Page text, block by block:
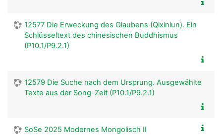
12577 Die Erweckung des Glaubens (Qixinlun). Ein
Schlüsseltext des chinesischen Buddhismus
(P10.1/P9.2.1)
12579 Die Suche nach dem Ursprung. Ausgewählte
Texte aus der Song-Zeit (P10.1/P9.2.1)
SoSe 2025 Modernes Mongolisch II